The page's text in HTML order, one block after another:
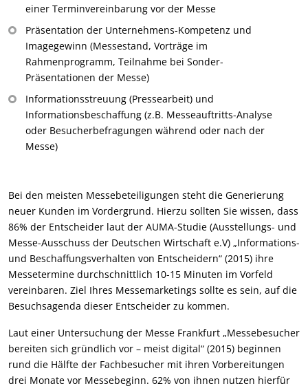
einer Terminvereinbarung vor der Messe
Präsentation der Unternehmens-Kompetenz und
Imagegewinn (Messestand, Vorträge im
Rahmenprogramm, Teilnahme bei Sonder-
Präsentationen der Messe)
Informationsstreuung (Pressearbeit) und
Informationsbeschaffung (z.B. Messeauftritts-Analyse
oder Besucherbefragungen während oder nach der
Messe)
Bei den meisten Messebeteiligungen steht die Generierung
neuer Kunden im Vordergrund. Hierzu sollten Sie wissen, dass
86% der Entscheider laut der AUMA-Studie (Ausstellungs- und
Messe-Ausschuss der Deutschen Wirtschaft e.V) „Informations-
und Beschaffungsverhalten von Entscheidern“ (2015) ihre
Messetermine durchschnittlich 10-15 Minuten im Vorfeld
vereinbaren. Ziel Ihres Messemarketings sollte es sein, auf die
Besuchsagenda dieser Entscheider zu kommen.
Laut einer Untersuchung der Messe Frankfurt „Messebesucher
bereiten sich gründlich vor – meist digital“ (2015) beginnen
rund die Hälfte der Fachbesucher mit ihren Vorbereitungen
drei Monate vor Messebeginn. 62% von ihnen nutzen hierfür